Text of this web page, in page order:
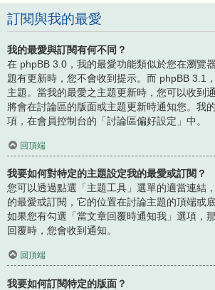
訂閱與我的最愛
我的最愛與訂閱有何不同？
在 phpBB 3.0，我的最愛功能類似於您在瀏覽
題有更新時，您不會收到提示。而 phpBB 3.1
主題。當我的最愛之主題更新時，您可以收到
將會在討論區的版面或主題更新時通知您。我
項，在會員控制台的「討論區偏好設定」中。
回頂端
我要如何對特定的主題設定我的最愛或訂閱？
您可以透過點選「主題工具」選單的適當連結
的最愛或訂閱，它的位置在討論主題的頂端或底
如果您有勾選「當文章回覆時通知我」選項，
回覆時，您會收到通知。
回頂端
我要如何訂閱特定的版面？